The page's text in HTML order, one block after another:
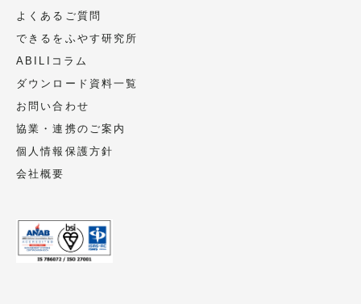
よくあるご質問
できるをふやす研究所
ABILIコラム
ダウンロード資料一覧
お問い合わせ
協業・連携のご案内
個人情報保護方針
会社概要